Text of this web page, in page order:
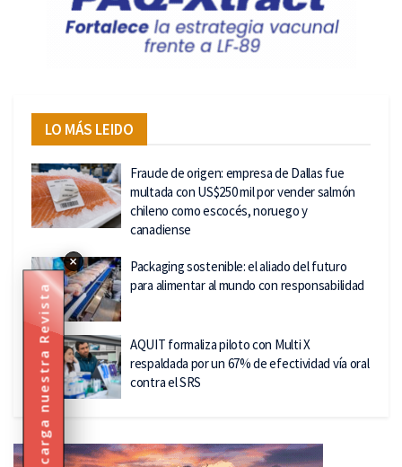
LO MÁS LEIDO
Fraude de origen: empresa de Dallas fue
multada con US$250 mil por vender salmón
chileno como escocés, noruego y
canadiense
Packaging sostenible: el aliado del futuro
para alimentar al mundo con responsabilidad
AQUIT formaliza piloto con Multi X
respaldada por un 67% de efectividad vía oral
contra el SRS
Descarga nuestra Revista
×